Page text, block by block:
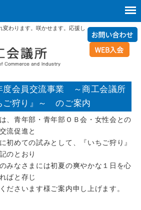
わります。咲かせます。応援し
度会員交流事業 ～商工会議所
ご狩り』～ のご案内
、青年部・青年部ＯＢ会・女性会との
流促進と
初めての試みとして、『いちご狩り』
のとおり
みなさまには初夏の爽やかな１日を心
ばと存じ
ださいます様ご案内申し上げます。